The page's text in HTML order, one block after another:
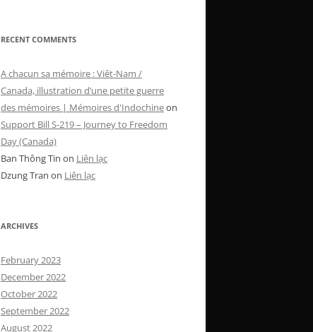
RECENT COMMENTS
A chacun sa mémoire : Viêt-Nam /
Canada, illustration d’une petite guerre
des mémoires | Mémoires d'Indochineon
Support Bill S-219 – Journey to Freedom
Day (Canada)
Ban Thông Tin on Liên lạc
Dzung Tran on Liên lạc
ARCHIVES
February 2023
December 2022
October 2022
September 2022
August 2022